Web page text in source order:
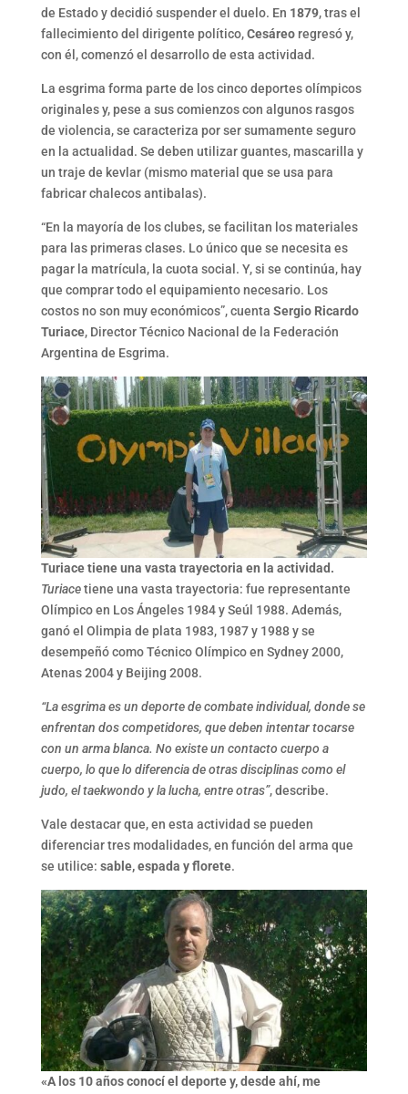
de Estado y decidió suspender el duelo. En 1879, tras el
fallecimiento del dirigente político,Cesáreo regresó y,
con él, comenzó el desarrollo de esta actividad.
La esgrima forma parte de los cinco deportes olímpicos
originales y, pese a sus comienzos con algunos rasgos
de violencia, se caracteriza por ser sumamente seguro
en la actualidad. Se deben utilizar guantes, mascarilla y
un traje de kevlar (mismo material que se usa para
fabricar chalecos antibalas).
“En la mayoría de los clubes, se facilitan los materiales
para las primeras clases. Lo único que se necesita es
pagar la matrícula, la cuota social. Y, si se continúa, hay
que comprar todo el equipamiento necesario. Los
costos no son muy económicos”, cuenta Sergio Ricardo
Turiace, Director Técnico Nacional de la Federación
Argentina de Esgrima.
Turiace tiene una vasta trayectoria en la actividad.
Turiacetiene una vasta trayectoria: fue representante
Olímpico en Los Ángeles 1984 y Seúl 1988. Además,
ganó el Olimpia de plata 1983, 1987 y 1988 y se
desempeñó como Técnico Olímpico en Sydney 2000,
Atenas 2004 y Beijing 2008.
“La esgrima es un deporte de combate individual, donde se
enfrentan dos competidores, que deben intentar tocarse
con un arma blanca. No existe un contacto cuerpo a
cuerpo, lo que lo diferencia de otras disciplinas como el
judo, el taekwondo y la lucha, entre otras”, describe.
Vale destacar que, en esta actividad se pueden
diferenciar tres modalidades, en función del arma que
se utilice: sable, espada y florete.
«A los 10 años conocí el deporte y, desde ahí, me